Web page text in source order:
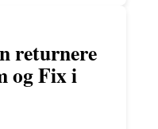
returnere
og Fix i